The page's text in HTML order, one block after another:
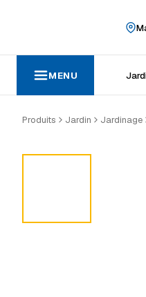
MENU
Produits Jardin Jardinage